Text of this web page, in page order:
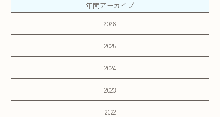
年間アーカイブ
2026
2025
2024
2023
2022